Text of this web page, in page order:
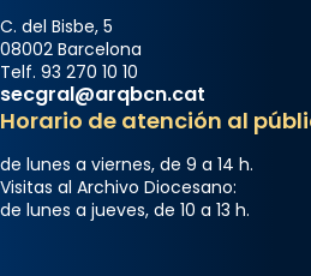
C. del Bisbe, 5
08002 Barcelona
Telf. 93 270 10 10
secgral@arqbcn.cat
Horario de atención al
de lunes a viernes, de 9 a 14 h.
Visitas al Archivo Diocesano:
de lunes a jueves, de 10 a 13 h.